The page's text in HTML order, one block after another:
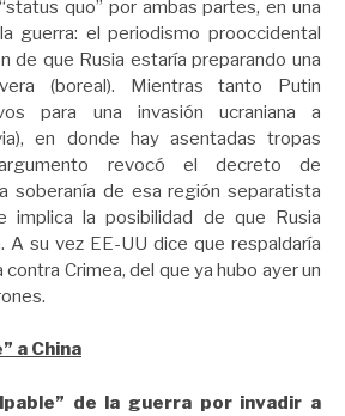
quo” por ambas partes, en una
guerra: el periodismo prooccidental
de que Rusia estaría preparando una
(boreal). Mientras tanto Putin
para una invasión ucraniana a
en donde hay asentadas tropas
revocó el decreto de
soberanía de esa región separatista
implica la posibilidad de que Rusia
A su vez EE-UU dice que respaldaría
Crimea, del que ya hubo ayer un
a China
de la guerra por invadir a